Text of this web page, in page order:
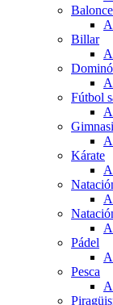
Billar
Dominó
Fútbol
Kárate
Pádel
Pesca